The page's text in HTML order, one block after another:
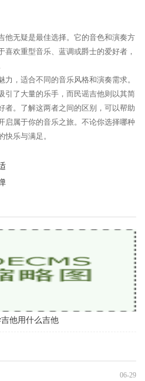
他无疑是最佳选择。它的音色和演奏方
欢重型音乐、蓝调或爵士的爱好者，
力，适合不同的音乐风格和演奏需求。
引了大量的乐手，而民谣吉他则以其简
者。了解这两者之间的区别，可以帮助
启属于你的音乐之旅。不论你选择哪种
乐与满足。
他用什么吉他
06-29